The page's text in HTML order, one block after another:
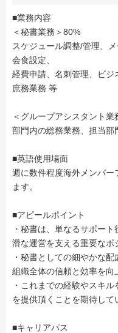
■業務内容
＜秘書業務＞80%
スケジュール調整/管理、
会食設定、
経費申請、名刺管理、ビ
庶務業務 等
＜グループアシスタント業
部門内の総務業務、担当部
■英語使用場面
週に数件程度海外メンバー
ます。
■アピールポイント
・秘書は、単なるサポー
滑な運営を支える重要なポ
・秘書としての細やかな
組織全体の信頼と効率を向
・これまでの経験やスキ
を提供頂くことを期待して
■キャリアパス